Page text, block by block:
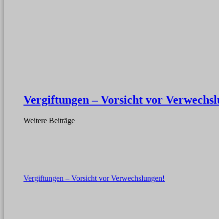
Vergiftungen – Vorsicht vor
Weitere Beiträge
Vergiftungen – Vorsicht vor Verwechslungen!